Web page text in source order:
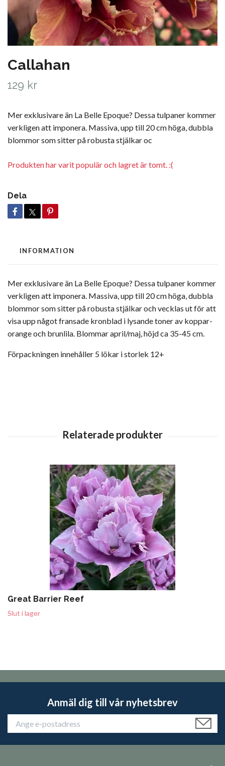
Callahan
129 kr
Mer exklusivare än La Belle Epoque? Dessa tulpaner kommer
verkligen att imponera. Massiva, upp till 20 cm höga, dubbla
blommor som sitter på robusta stjälkar oc
Produkten har varit populär och lagret är tomt. :(
Dela
INFORMATION
Mer exklusivare än La Belle Epoque? Dessa tulpaner kommer
verkligen att imponera. Massiva, upp till 20 cm höga, dubbla
blommor som sitter på robusta stjälkar och vecklas ut för att
visa upp något fransade kronblad i lysande toner av koppar-
orange och brunlila. Blommar april/maj, höjd ca 35-45 cm.
Förpackningen innehåller 5 lökar i storlek 12+
Great Barrier Reef
Slut i lager
Anmäl dig till vår nyhetsbrev